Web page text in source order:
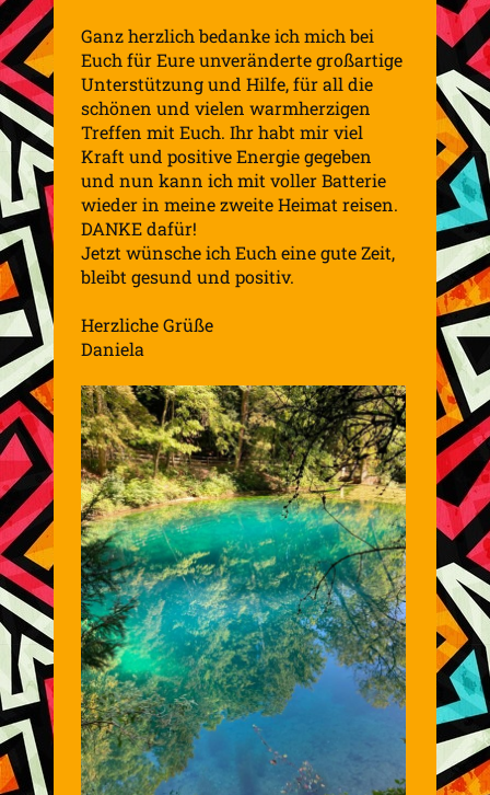
Ganz herzlich bedanke ich mich bei
Euch für Eure unveränderte großartige
Unterstützung und Hilfe, für all die
schönen und vielen warmherzigen
Treffen mit Euch. Ihr habt mir viel
Kraft und positive Energie gegeben
und nun kann ich mit voller Batterie
wieder in meine zweite Heimat reisen.
DANKE dafür!
Jetzt wünsche ich Euch eine gute Zeit,
bleibt gesund und positiv.
Herzliche Grüße
Daniela